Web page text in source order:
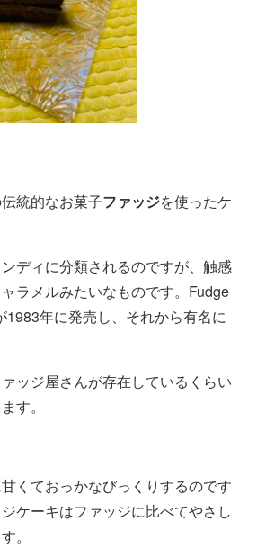
統的なお菓子ファッジを使ったケ
ディに分類されるのですが、触感
ラメルみたいなものです。Fudge
1983年に発売し、それから有名に
ッジ屋さんが存在しているくらい
す。
くておっかなびっくりするのです
ケーキはファッジに比べてやさし
。